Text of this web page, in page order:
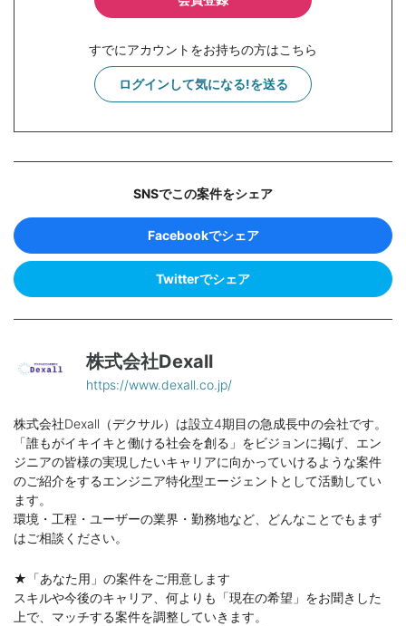
すでにアカウントをお持ちの方はこちら
ログインして気になる!を送る
SNSでこの案件をシェア
Facebookでシェア
Twitterでシェア
株式会社Dexall
https://www.dexall.co.jp/
株式会社Dexall（デクサル）は設立4期目の急成長中の会社です。
「誰もがイキイキと働ける社会を創る」をビジョンに掲げ、エン
ジニアの皆様の実現したいキャリアに向かっていけるような案件
のご紹介をするエンジニア特化型エージェントとして活動してい
ます。
環境・工程・ユーザーの業界・勤務地など、どんなことでもまず
はご相談ください。
★「あなた用」の案件をご用意します
スキルや今後のキャリア、何よりも「現在の希望」をお聞きした
上で、マッチする案件を調整していきます。